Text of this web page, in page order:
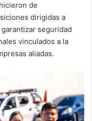
de
dirigidas a
seguridad
vinculados a la
aliadas.